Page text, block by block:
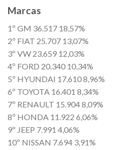
Marcas
1º GM 36.517 18,57%
2º FIAT 25.707 13,07%
3º VW 23.659 12,03%
4º FORD 20.340 10,34%
5º HYUNDAI 17.610 8,96%
6º TOYOTA 16.401 8,34%
7º RENAULT 15.904 8,09%
8º HONDA 11.922 6,06%
9º JEEP 7.991 4,06%
10º NISSAN 7.694 3,91%